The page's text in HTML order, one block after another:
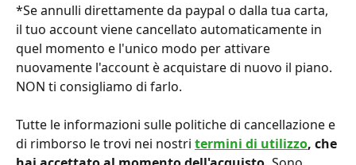
*Se annulli direttamente da paypal o dalla tua carta,
il tuo account viene cancellato automaticamente in
quel momento e l'unico modo per attivare
nuovamente l'account è acquistare di nuovo il piano.
NON ti consigliamo di farlo.
Tutte le informazioni sulle politiche di cancellazione e
di rimborso le trovi nei nostri termini di utilizzo, che